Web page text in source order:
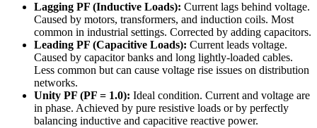
Lagging PF (Inductive Loads): Current lags behind voltage.
Caused by motors, transformers, and induction coils. Most
common in industrial settings. Corrected by adding capacitors.
Leading PF (Capacitive Loads): Current leads voltage.
Caused by capacitor banks and long lightly-loaded cables.
Less common but can cause voltage rise issues on distribution
networks.
Unity PF (PF = 1.0): Ideal condition. Current and voltage are
in phase. Achieved by pure resistive loads or by perfectly
balancing inductive and capacitive reactive power.